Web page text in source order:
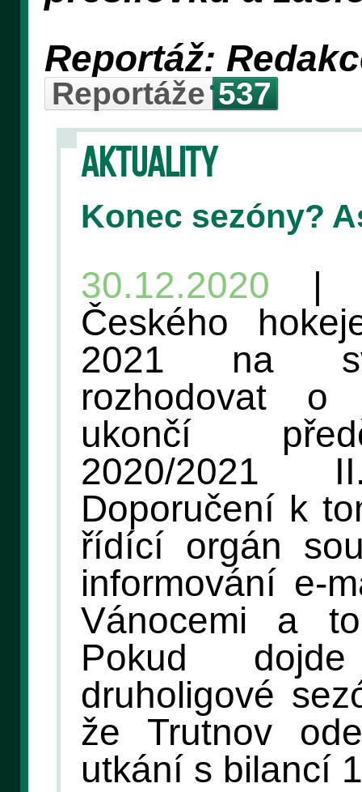
AKTUALITY
Konec sezóny?
30.12.2020 |
Českého
2021 na
rozhodovat
ukončí
2020/
Doporučení k
řídící orgán
informování e-
Vánocemi a
Pokud
druholigové
že Trutnov
utkání s bilancí
Reportáž:
Reportáže 537